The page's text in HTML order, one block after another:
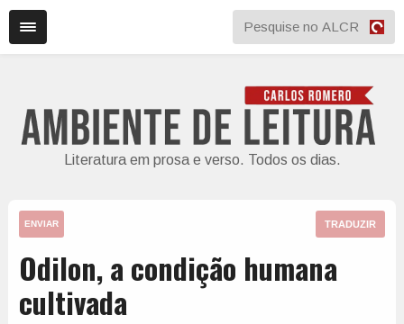
Literatura em prosa e verso. Todos os dias.
ENVIAR TRADUZIR
Odilon, a condição humana
cultivada